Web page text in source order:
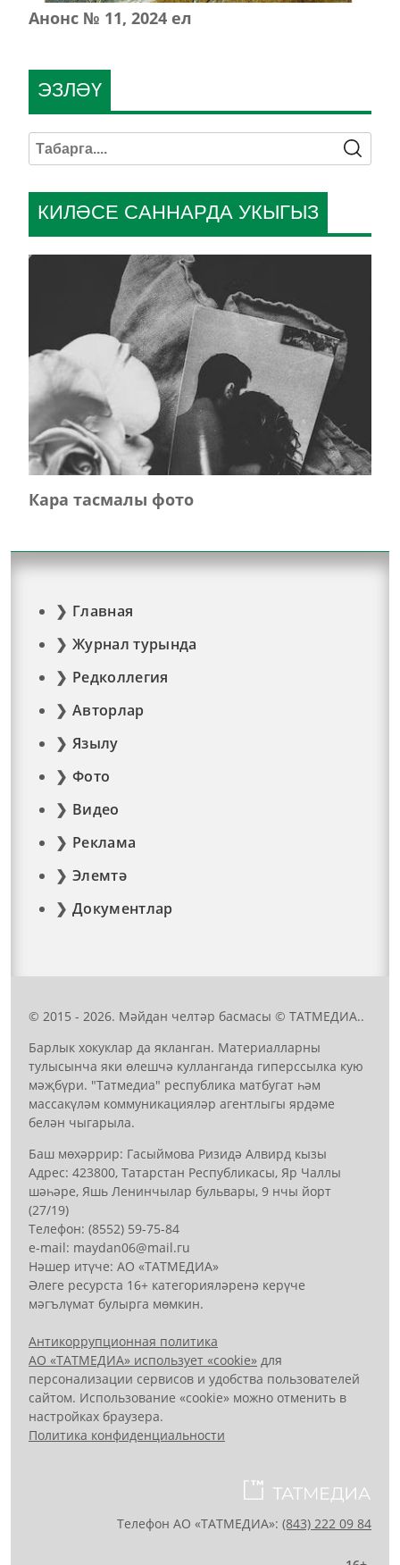
Анонс № 11, 2024 ел
КИЛӘСЕ САННАРДА УКЫГЫЗ
Кара тасмалы фото
ЭЗЛӘҮ
Главная
Журнал турында
Редколлегия
Авторлар
Язылу
Фото
Видео
Реклама
Элемтә
Документлар
© 2015 - 2026. Мәйдан челтәр басмасы © ТАТМЕДИА..
Барлык хокуклар да якланган. Материалларны
тулысынча яки өлешчә кулланганда гиперссылка кую
мәҗбүри. "Татмедиа" республика матбугат һәм
массакүләм коммуникацияләр агентлыгы ярдәме
белән чыгарыла.
Баш мөхәррир: Гасыймова Ризидә Алвирд кызы
Адрес: 423800, Татарстан Республикасы, Яр Чаллы
шәһәре, Яшь Ленинчылар бульвары, 9 нчы йорт
(27/19)
Телефон: (8552) 59-75-84
е-mail: mауdаn06@mail.гu
Нәшер итүче: АО «ТАТМЕДИА»
Әлеге ресурста 16+ категорияләренә керүче
мәгълүмат булырга мөмкин.
Антикоррупционная политика
АО «ТАТМЕДИА» использует «cookie» для
персонализации сервисов и удобства пользователей
сайтом. Использование «cookie» можно отменить в
настройках браузера.
Политика конфиденциальности
Телефон АО «ТАТМЕДИА»: (843) 222 09 84